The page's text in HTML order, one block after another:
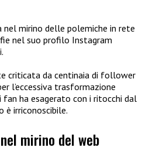
mirino delle polemiche in rete
nel suo profilo Instagram
criticata da centinaia di follower
l’eccessiva trasformazione
fan ha esagerato con i ritocchi dal
è irriconoscibile.
mirino del web